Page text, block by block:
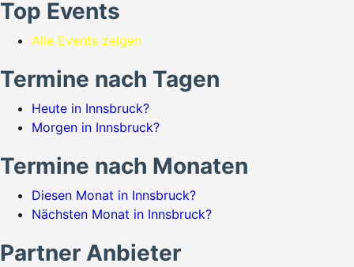
Top Events
Alle Events zeigen
Termine nach Tagen
Heute in Innsbruck?
Morgen in Innsbruck?
Termine nach Monaten
Diesen Monat in Innsbruck?
Nächsten Monat in Innsbruck?
Partner Anbieter